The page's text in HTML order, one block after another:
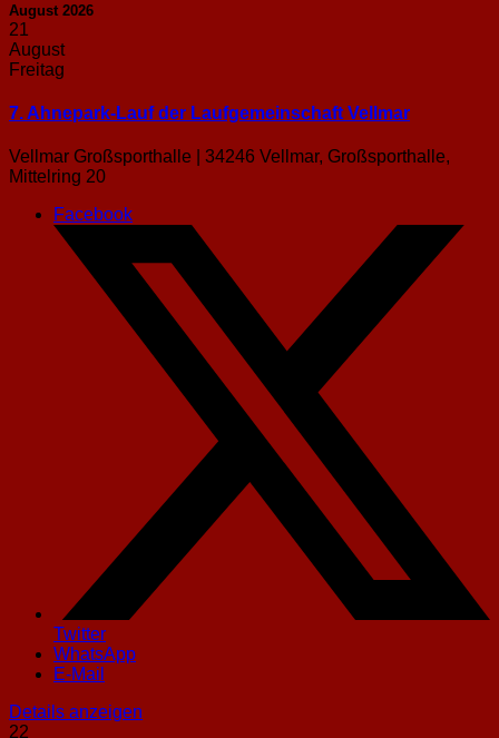
August 2026
21
August
Freitag
7. Ahnepark-Lauf der Laufgemeinschaft Vellmar
Vellmar Großsporthalle | 34246 Vellmar, Großsporthalle,
Mittelring 20
Facebook
Twitter
WhatsApp
E-Mail
Details anzeigen
22